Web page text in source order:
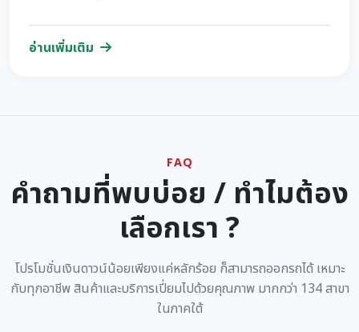
อ่านเพิ่มเติม
FAQ
คำถามที่พบบ่อย / ทำไมต้อง
เลือกเรา ?
โปรโมชั่นเงินดาวน์น้อยเพียงแค่หลักร้อย ก็สามารถออกรถได้ เหมาะ
กับทุกอาชีพ สินค้าและบริการเปี่ยมไปด้วยคุณภาพ มากกว่า 134 สาขา
ในภาคใต้